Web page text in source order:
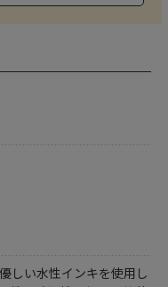
しい水性インキを使用し